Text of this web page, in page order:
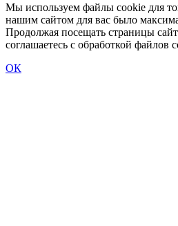
Мы используем файлы cookie для
нашим сайтом для вас было
Продолжая посещать страницы
соглашаетесь с обработкой файлов
ОК